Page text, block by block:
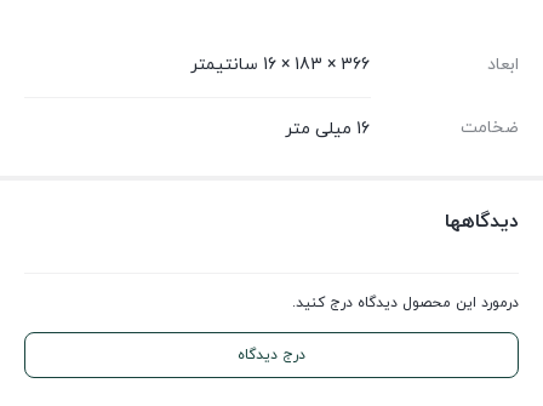
ابعاد 366 × 183 × 16 سانتیمتر
ضخامت 16 میلی متر
دیدگاهها
درمورد این محصول دیدگاه درج کنید.
درج دیدگاه